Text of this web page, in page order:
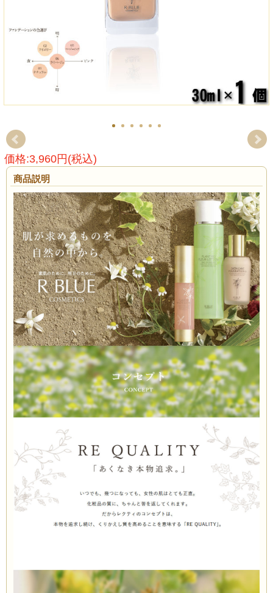
価格:3,960円(税込)
商品説明